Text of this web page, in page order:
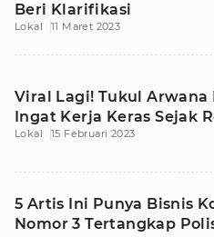
Beri Klarifikasi
Lokal 11 Maret 2023
Viral Lagi! Tukul Arwana
Ingat Kerja Keras Sejak
Lokal 15 Februari 2023
5 Artis Ini Punya Bisnis
Nomor 3 Tertangkap